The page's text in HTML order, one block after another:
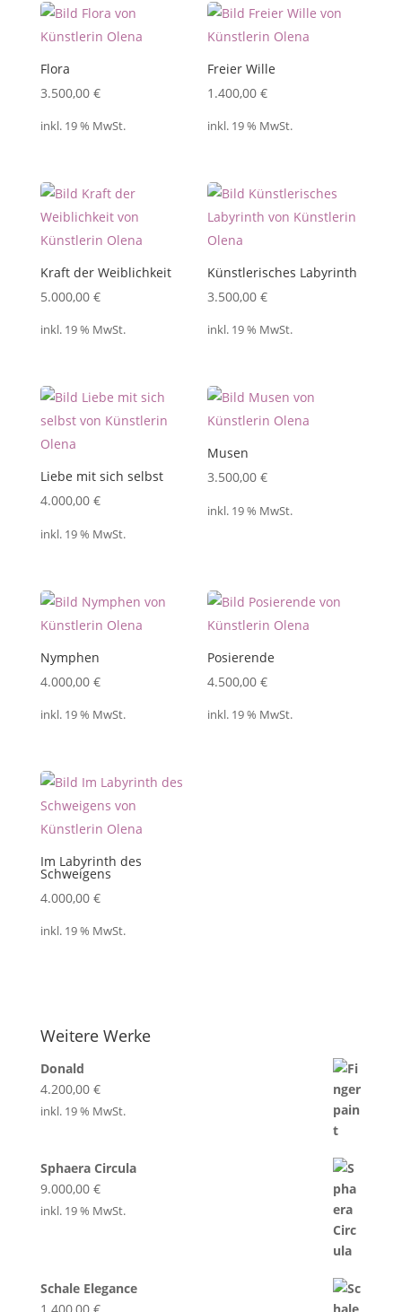
Flora
3.500,00 €
inkl. 19 % MwSt.
Freier Wille
1.400,00€
inkl. 19 % MwSt.
Kraft der Weiblichkeit
5.000,00 €
inkl. 19 % MwSt.
Künstlerisches Labyrinth
3.500,00€
inkl. 19 % MwSt.
Liebe mit sich selbst
4.000,00 €
inkl. 19 % MwSt.
Musen
3.500,00€
inkl. 19 % MwSt.
Nymphen
4.000,00 €
inkl. 19 % MwSt.
Posierende
4.500,00€
inkl. 19 % MwSt.
Im Labyrinth des
Schweigens
4.000,00 €
inkl. 19 % MwSt.
Weitere Werke
Donald
4.200,00 €
inkl. 19 % MwSt.
Sphaera Circula
9.000,00 €
inkl. 19 % MwSt.
Schale Elegance
1.400,00 €